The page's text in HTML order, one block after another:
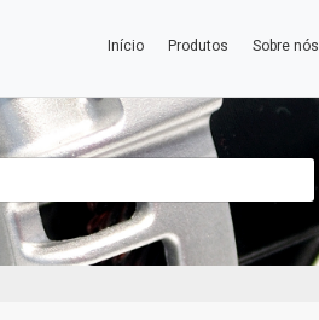
Início Produtos Sobre nós